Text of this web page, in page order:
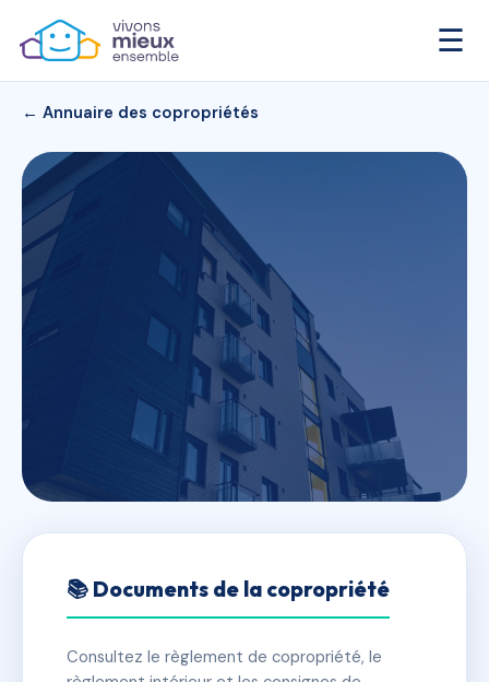
☰
← Annuaire des copropriétés
33 RUE DU RETRAIT
✓ Immatriculée 🏠 35 lots 🏗 2 bâtiment(s)
📚 Documents de la copropriété
Consultez le règlement de copropriété, le